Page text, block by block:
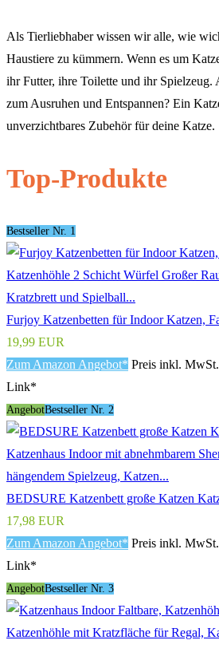
Als Tierliebhaber wissen wir alle, wie
Haustiere zu kümmern. Wenn es um
ihr Futter, ihre Toilette und ihr Spielzeug.
zum Ausruhen und Entspannen? Ein
unverzichtbares Zubehör für deine Katze.
Top-Produkte
Bestseller Nr. 1
Furjoy Katzenbetten für Indoor Katzen,
19,99 EUR
Zum Amazon Angebot* Preis inkl.
Link*
AngebotBestseller Nr. 2
BEDSURE Katzenbett große Katzen
17,98 EUR
Zum Amazon Angebot* Preis inkl.
Link*
AngebotBestseller Nr. 3